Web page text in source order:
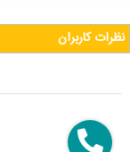
نظرات کاربران